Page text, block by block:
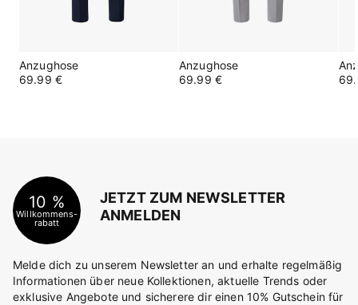
Anzughose
69.99 €
Anzughose
69.99 €
10 %
Willkommens-
rabatt
JETZT ZUM NEWSLETTER
ANMELDEN
Melde dich zu unserem Newsletter an und erhalte regelmäßig
Informationen über neue Kollektionen, aktuelle Trends oder
exklusive Angebote und sicherere dir einen 10% Gutschein für